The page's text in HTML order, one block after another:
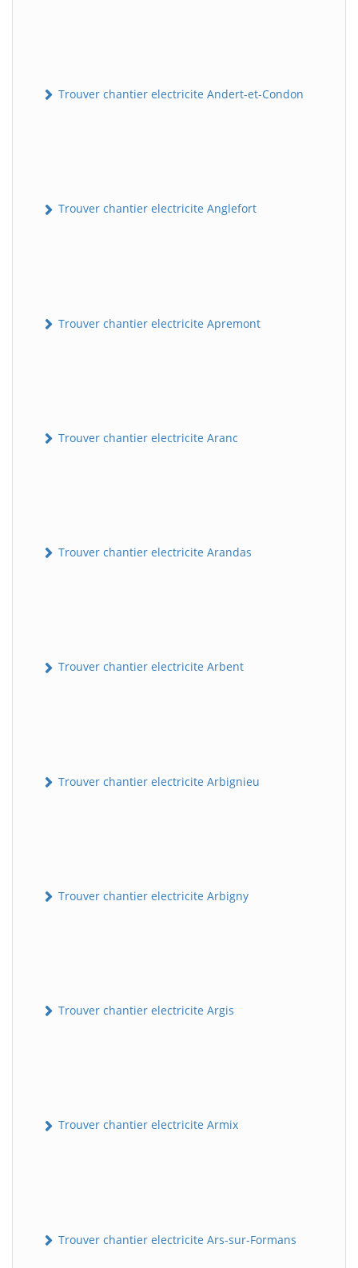
Trouver chantier electricite Andert-et-Condon
Trouver chantier electricite Anglefort
Trouver chantier electricite Apremont
Trouver chantier electricite Aranc
Trouver chantier electricite Arandas
Trouver chantier electricite Arbent
Trouver chantier electricite Arbignieu
Trouver chantier electricite Arbigny
Trouver chantier electricite Argis
Trouver chantier electricite Armix
Trouver chantier electricite Ars-sur-Formans